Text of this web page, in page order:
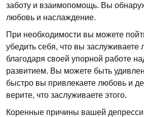
заботу и взаимопомощь. Вы
любовь и наслаждение.
При необходимости вы можете
убедить себя, что вы заслуживаете
благодаря своей упорной работе
развитием. Вы можете быть
быстро вы привлекаете любовь и
верите, что заслуживаете этого.
Коренные причины вашей